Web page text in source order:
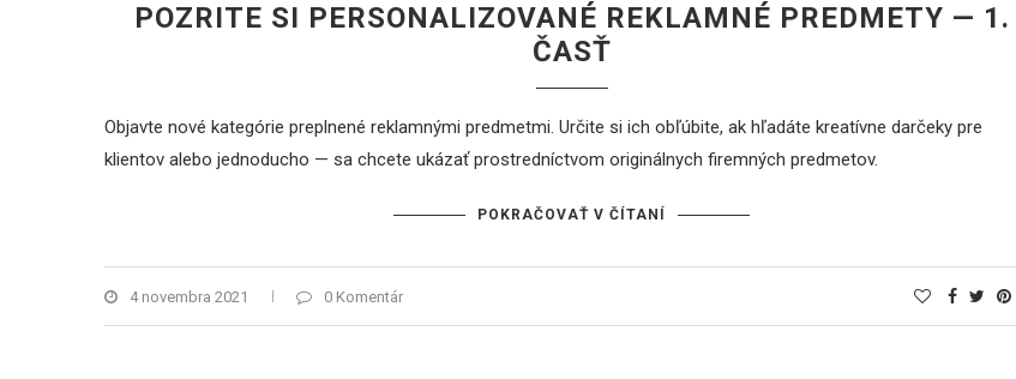
POZRITE SI PERSONALIZOVANÉ REKLAMNÉ PREDMETY — 1.
ČASŤ
Objavte nové kategórie preplnené reklamnými predmetmi. Určite si ich obľúbite, ak hľadáte kreatívne darčeky pre
klientov alebo jednoducho — sa chcete ukázať prostredníctvom originálnych firemných predmetov.
POKRAČOVAŤ V ČÍTANÍ
4 novembra 2021 0 Komentár